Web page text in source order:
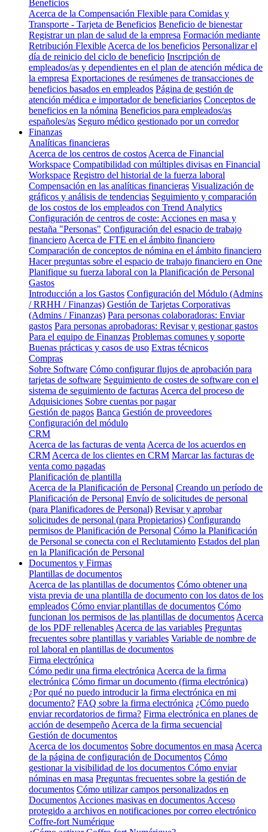
Beneficios
Acerca de la Compensación Flexible para Comidas y
Transporte - Tarjeta de Beneficios Beneficio de bienestar
Registrar un plan de salud de la empresa Formación mediante
Retribución Flexible Acerca de los beneficios Personalizar el
día de reinicio del ciclo de beneficio Inscripción de
empleados/as y dependientes en el plan de atención médica de
la empresa Exportaciones de resúmenes de transacciones de
beneficios basados en empleados Página de gestión de
atención médica e importador de beneficiarios Conceptos de
beneficios en la nómina Beneficios para empleados/as
españoles/as Seguro médico gestionado por un corredor
Finanzas
Analíticas financieras
Acerca de los centros de costos Acerca de Financial
Workspace Compatibilidad con múltiples divisas en Financial
Workspace Registro del historial de la fuerza laboral
Compensación en las analíticas financieras Visualización de
gráficos y análisis de tendencias Seguimiento y comparación
de los costos de los empleados con Trend Analytics
Configuración de centros de coste: Acciones en masa y
pestaña "Personas" Configuración del espacio de trabajo
financiero Acerca de FTE en el ámbito financiero
Comparación de conceptos de nómina en el ámbito financiero
Hacer preguntas sobre el espacio de trabajo financiero en One
Planifique su fuerza laboral con la Planificación de Personal
Gastos
Introducción a los Gastos Configuración del Módulo (Admins
/ RRHH / Finanzas) Gestión de Tarjetas Corporativas
(Admins / Finanzas) Para personas colaboradoras: Enviar
gastos Para personas aprobadoras: Revisar y gestionar gastos
Para el equipo de Finanzas Problemas comunes y soporte
Buenas prácticas y casos de uso Extras técnicos
Compras
Sobre Software Cómo configurar flujos de aprobación para
tarjetas de software Seguimiento de costes de software con el
sistema de seguimiento de facturas Acerca del proceso de
Adquisiciones Sobre cuentas por pagar
Gestión de pagos Banca Gestión de proveedores
Configuración del módulo
CRM
Acerca de las facturas de venta Acerca de los acuerdos en
CRM Acerca de los clientes en CRM Marcar las facturas de
venta como pagadas
Planificación de plantilla
Acerca de la Planificación de Personal Creando un período de
Planificación de Personal Envío de solicitudes de personal
(para Planificadores de Personal) Revisar y aprobar
solicitudes de personal (para Propietarios) Configurando
permisos de Planificación de Personal Cómo la Planificación
de Personal se conecta con el Reclutamiento Estados del plan
en la Planificación de Personal
Documentos y Firmas
Plantillas de documentos
Acerca de las plantillas de documentos Cómo obtener una
vista previa de una plantilla de documento con los datos de los
empleados Cómo enviar plantillas de documentos Cómo
funcionan los permisos de las plantillas de documentos Acerca
de los PDF rellenables Acerca de las variables Preguntas
frecuentes sobre plantillas y variables Variable de nombre de
rol laboral en plantillas de documentos
Firma electrónica
Cómo pedir una firma electrónica Acerca de la firma
electrónica Cómo firmar un documento (firma electrónica)
¿Por qué no puedo introducir la firma electrónica en mi
documento? FAQ sobre la firma electrónica ¿Cómo puedo
enviar recordatorios de firma? Firma electrónica en planes de
acción de desempeño Acerca de la firma secuencial
Gestión de documentos
Acerca de los documentos Sobre documentos en masa Acerca
de la página de configuración de Documentos Cómo
gestionar la visibilidad de los documentos Cómo enviar
nóminas en masa Preguntas frecuentes sobre la gestión de
documentos Cómo utilizar campos personalizados en
Documentos Acciones masivas en documentos Acceso
protegido a archivos en notificaciones por correo electrónico
Coffre-fort Numérique